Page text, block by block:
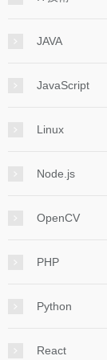
JAVA
JavaScript
Linux
Node.js
OpenCV
PHP
Python
React